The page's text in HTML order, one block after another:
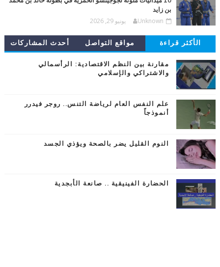
بن زايد
Unknown يونيو 29, 2026
الأكثر قراءة مواقع التواصل أحدث المشاركات
مقارنة بين النظم الاقتصادية: الرأسمالي
والاشتراكي والإسلامي
علم النفس العام لرياضة التنس.. روجر فيدرر
أنموذجاً
النوم القليل يضر بالصحة ويؤذي الجسد
الحضارة الفينيقية .. صانعة الأبجدية